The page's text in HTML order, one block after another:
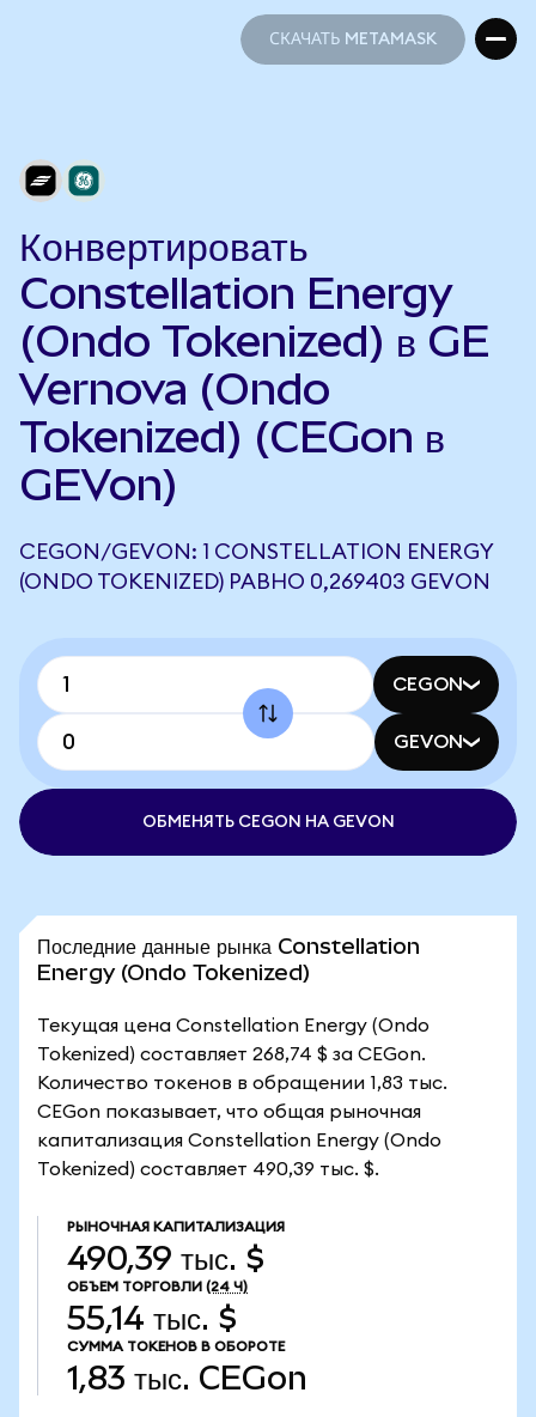
СКАЧАТЬ METAMASK
Конвертировать
Constellation Energy
(Ondo Tokenized) в GE
Vernova (Ondo
Tokenized) (CEGon в
GEVon)
CEGON/GEVON: 1 CONSTELLATION ENERGY
(ONDO TOKENIZED) РАВНО 0,269403 GEVON
CEGON
GEVON
ОБМЕНЯТЬ CEGON НА GEVON
Последние данные рынка Constellation
Energy (Ondo Tokenized)
Текущая цена Constellation Energy (Ondo
Tokenized) составляет 268,74 $ за CEGon.
Количество токенов в обращении 1,83 тыс.
CEGon показывает, что общая рыночная
капитализация Constellation Energy (Ondo
Tokenized) составляет 490,39 тыс. $.
РЫНОЧНАЯ КАПИТАЛИЗАЦИЯ
490,39 тыс. $
ОБЪЕМ ТОРГОВЛИ (24 Ч)
55,14 тыс. $
СУММА ТОКЕНОВ В ОБОРОТЕ
1,83 тыс. CEGon